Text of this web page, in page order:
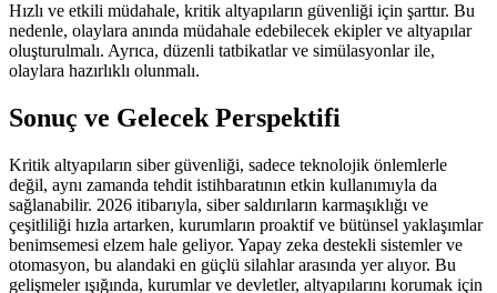
Hızlı ve etkili müdahale, kritik altyapıların güvenliği için şarttır. Bu
nedenle, olaylara anında müdahale edebilecek ekipler ve altyapılar
oluşturulmalı. Ayrıca, düzenli tatbikatlar ve simülasyonlar ile,
olaylara hazırlıklı olunmalı.
Sonuç ve Gelecek Perspektifi
Kritik altyapıların siber güvenliği, sadece teknolojik önlemlerle
değil, aynı zamanda tehdit istihbaratının etkin kullanımıyla da
sağlanabilir. 2026 itibarıyla, siber saldırıların karmaşıklığı ve
çeşitliliği hızla artarken, kurumların proaktif ve bütünsel yaklaşımlar
benimsemesi elzem hale geliyor. Yapay zeka destekli sistemler ve
otomasyon, bu alandaki en güçlü silahlar arasında yer alıyor. Bu
gelişmeler ışığında, kurumlar ve devletler, altyapılarını korumak için